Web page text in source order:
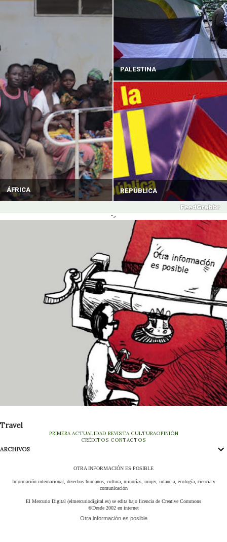
ÁFRICA
PALESTINA
REPÚBLICA
">
Travel
PRIMERA ACTUALIDAD REVISTA CULTURAOPINIÓN
CRÉDITOS CONTACTOS
ARCHIVOS
OTRA INFORMACIÓN ES POSIBLE
Información internacional, derechos humanos, cultura, minorías, mujer, infancia, ecología, ciencia y
comunicación
El Mercurio Digital (elmercuriodigital.es) se edita bajo licencia de Creative Commons
©Desde 2002 en internet
Otra información es posible